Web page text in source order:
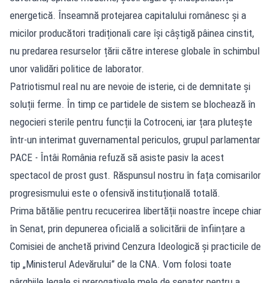
energetică. Înseamnă protejarea capitalului românesc și a
micilor producători tradiționali care își câștigă pâinea cinstit,
nu predarea resurselor țării către interese globale în schimbul
unor validări politice de laborator.
Patriotismul real nu are nevoie de isterie, ci de demnitate și
soluții ferme. În timp ce partidele de sistem se blochează în
negocieri sterile pentru funcții la Cotroceni, iar țara plutește
într-un interimat guvernamental periculos, grupul parlamentar
PACE - Întâi România refuză să asiste pasiv la acest
spectacol de prost gust. Răspunsul nostru în fața comisarilor
progresismului este o ofensivă instituțională totală.
Prima bătălie pentru recucerirea libertății noastre începe chiar
în Senat, prin depunerea oficială a solicitării de înființare a
Comisiei de anchetă privind Cenzura Ideologică și practicile de
tip „Ministerul Adevărului” de la CNA. Vom folosi toate